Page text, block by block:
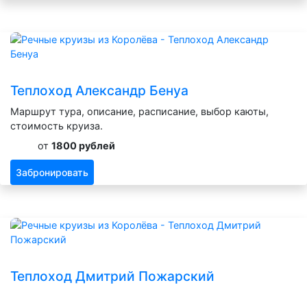
Теплоход Александр Бенуа
Маршрут тура, описание, расписание, выбор каюты,
стоимость круиза.
от 1800 рублей
Забронировать
Теплоход Дмитрий Пожарский